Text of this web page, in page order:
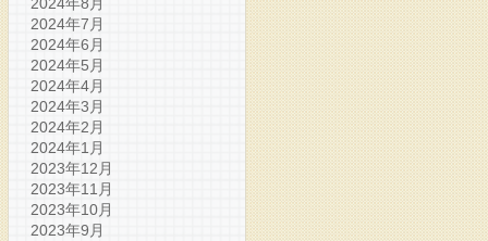
2024年7月
2024年6月
2024年5月
2024年4月
2024年3月
2024年2月
2024年1月
2023年12月
2023年11月
2023年10月
2023年9月